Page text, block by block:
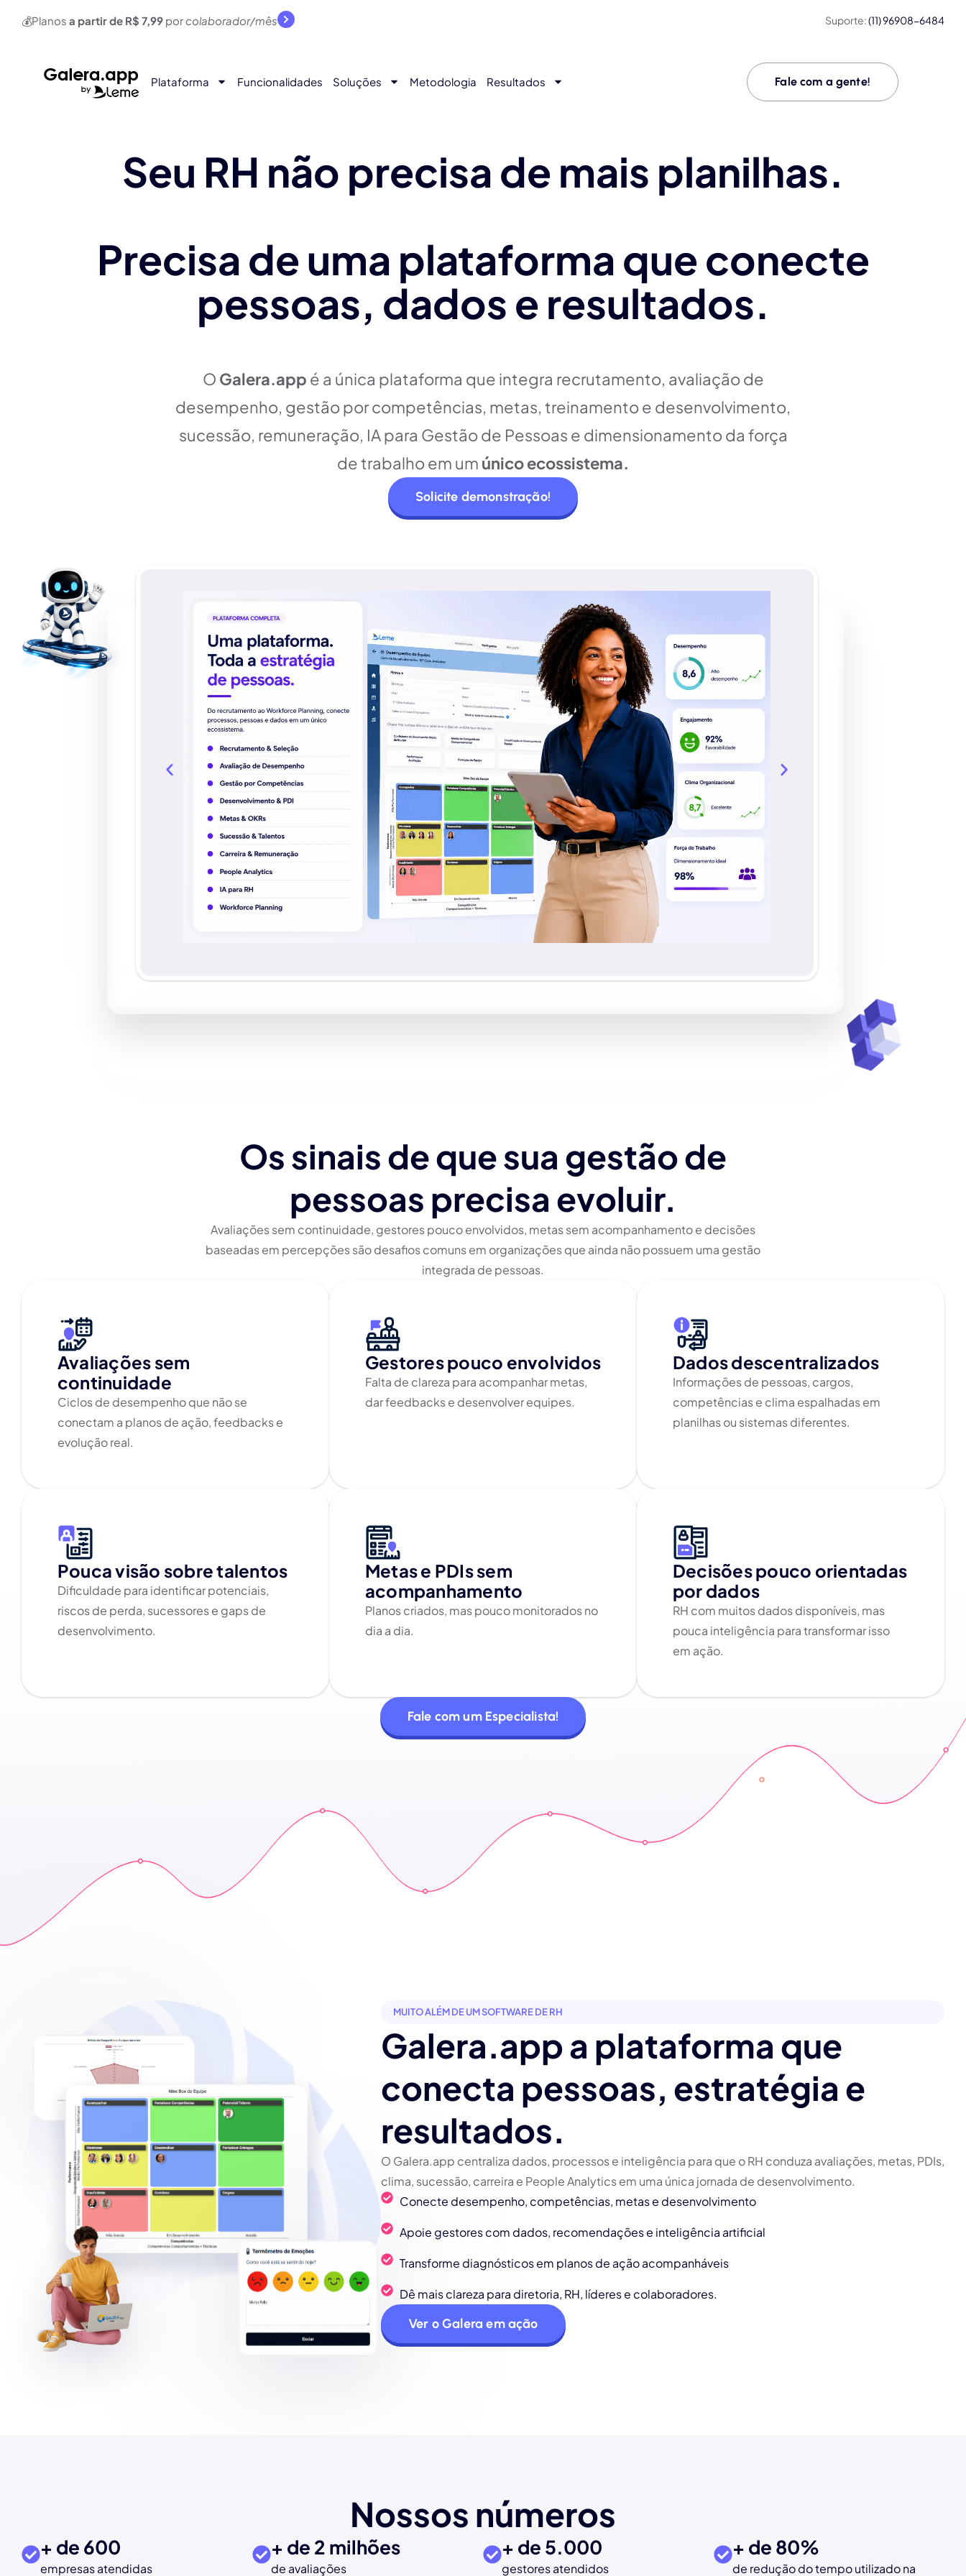
💰Planos a partir de R$ 7,99 por colaborador/mês Suporte:(11) 96908-6484
Plataforma Funcionalidades Soluções Metodologia Resultados Fale com a gente!
Seu RH não precisa de mais planilhas.
Precisa de uma plataforma que conecte
pessoas, dados e resultados.
O Galera.app é a única plataforma que integra recrutamento, avaliação de
desempenho, gestão por competências, metas, treinamento e desenvolvimento,
sucessão, remuneração, IA para Gestão de Pessoas e dimensionamento da força
de trabalho em um único ecossistema.
Solicite demonstração!
Os sinais de que sua gestão de
pessoas precisa evoluir.
Avaliações sem continuidade, gestores pouco envolvidos, metas sem acompanhamento e decisões
baseadas em percepções são desafios comuns em organizações que ainda não possuem uma gestão
integrada de pessoas.
Avaliações sem
continuidade
Ciclos de desempenho que não se
conectam a planos de ação, feedbacks e
evolução real.
Gestores pouco envolvidos
Falta de clareza para acompanhar metas,
dar feedbacks e desenvolver equipes.
Dados descentralizados
Informações de pessoas, cargos,
competências e clima espalhadas em
planilhas ou sistemas diferentes.
Pouca visão sobre talentos
Dificuldade para identificar potenciais,
riscos de perda, sucessores e gaps de
desenvolvimento.
Metas e PDIs sem
acompanhamento
Planos criados, mas pouco monitorados no
dia a dia.
Decisões pouco orientadas
por dados
RH com muitos dados disponíveis, mas
pouca inteligência para transformar isso
em ação.
Fale com um Especialista!
MUITO ALÉM DE UM SOFTWARE DE RH
Galera.app a plataforma que
conecta pessoas, estratégia e
resultados.
O Galera.app centraliza dados, processos e inteligência para que o RH conduza avaliações, metas, PDIs,
clima, sucessão, carreira e People Analytics em uma única jornada de desenvolvimento.
Conecte desempenho, competências, metas e desenvolvimento
Apoie gestores com dados, recomendações e inteligência artificial
Transforme diagnósticos em planos de ação acompanháveis
Dê mais clareza para diretoria, RH, líderes e colaboradores.
Ver o Galera em ação
Nossos números
empresas atendidas
+ de 600
de avaliações
+ de 2 milhões
gestores atendidos
+ de 5.000
de redução do tempo utilizado na
+ de 80%